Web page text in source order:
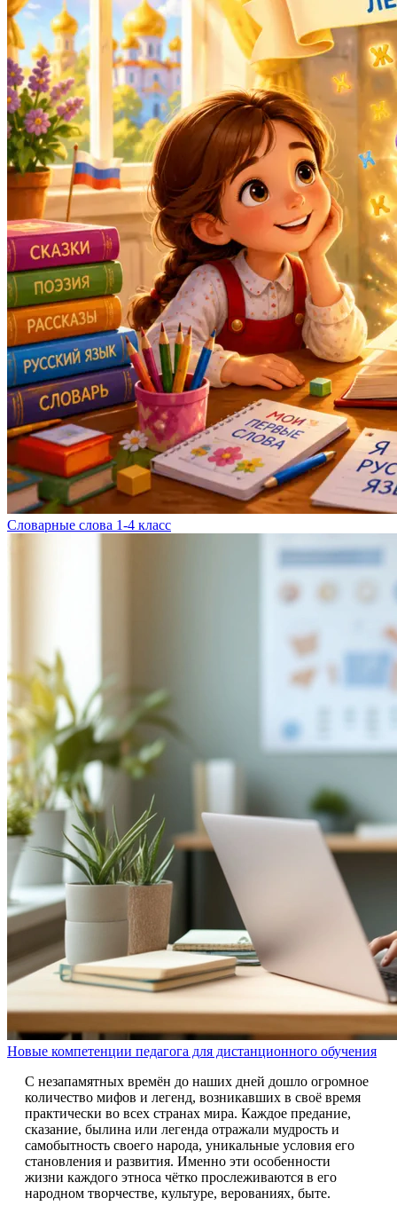
Словарные слова 1-4 класс
Новые компетенции педагога для дистанционного обучения
С незапамятных времён до наших дней дошло огромное
количество мифов и легенд, возникавших в своё время
практически во всех странах мира. Каждое предание,
сказание, былина или легенда отражали мудрость и
самобытность своего народа, уникальные условия его
становления и развития. Именно эти особенности
жизни каждого этноса чётко прослеживаются в его
народном творчестве, культуре, верованиях, быте.